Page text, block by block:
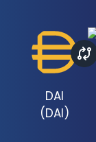
DAI
(DAI)